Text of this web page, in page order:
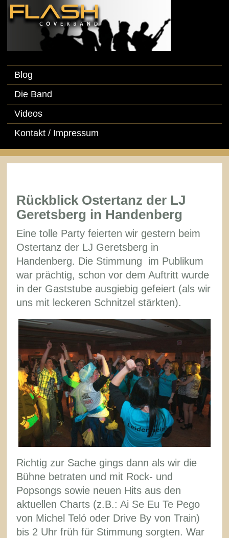
Blog
Die Band
Videos
Kontakt / Impressum
Rückblick Ostertanz der LJ
Geretsberg in Handenberg
Eine tolle Party feierten wir gestern beim
Ostertanz der LJ Geretsberg in
Handenberg. Die Stimmung im Publikum
war prächtig, schon vor dem Auftritt wurde
in der Gaststube ausgiebig gefeiert (als wir
uns mit leckeren Schnitzel stärkten).
Richtig zur Sache gings dann als wir die
Bühne betraten und mit Rock- und
Popsongs sowie neuen Hits aus den
aktuellen Charts (z.B.: Ai Se Eu Te Pego
von Michel Teló oder Drive By von Train)
bis 2 Uhr früh für Stimmung sorgten. War